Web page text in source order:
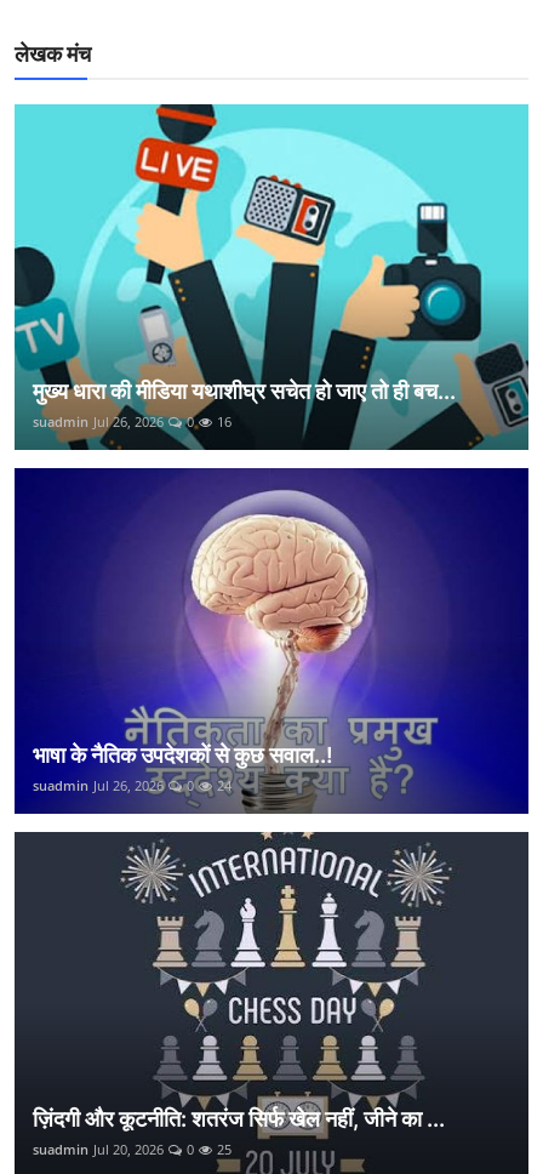
लेखक मंच
मुख्य धारा की मीडिया यथाशीघ्र सचेत हो जाए तो ही बच...
suadmin Jul 26, 2026 0 16
भाषा के नैतिक उपदेशकों से कुछ सवाल..!
suadmin Jul 26, 2026 0 24
ज़िंदगी और कूटनीति: शतरंज सिर्फ खेल नहीं, जीने का ...
suadmin Jul 20, 2026 0 25